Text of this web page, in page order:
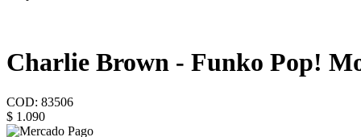
Charlie Brown - Funko Pop!
COD: 83506
$ 1.090